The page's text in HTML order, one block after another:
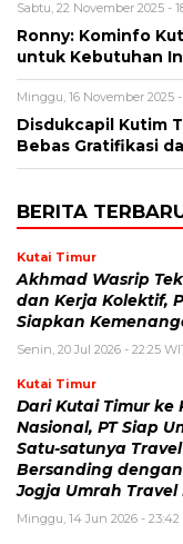
Sabtu, 22 November 2025 -
Ronny: Kominfo
untuk Kebutuhan
Minggu, 16 November 2025
Disdukcapil Kutim
Bebas Gratifikasi
BERITA
Kutai Timur
Akhmad Wasrip
dan Kerja Kolektif,
Siapkan
Senin, 20 Jul 2026 - 22:25
Kutai Timur
Dari Kutai Timur ke
Nasional, PT Siap
Satu-satunya
Bersanding
Jogja Umrah Travel
Minggu, 14 Jun 2026 -